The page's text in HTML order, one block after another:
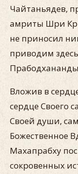
Чайтаньядев,
амриты Шри
не приносил
приводим
Вложив в
сердце Своего
Своей души,
Божественное
Махапрабху
сокровенных